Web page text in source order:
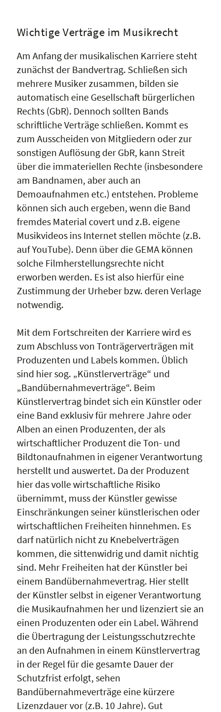
Wichtige Verträge im Musikrecht
Am Anfang der musikalischen Karriere steht
zunächst der Bandvertrag. Schließen sich
mehrere Musiker zusammen, bilden sie
automatisch eine Gesellschaft bürgerlichen
Rechts (GbR). Dennoch sollten Bands
schriftliche Verträge schließen. Kommt es
zum Ausscheiden von Mitgliedern oder zur
sonstigen Auflösung der GbR, kann Streit
über die immateriellen Rechte (insbesondere
am Bandnamen, aber auch an
Demoaufnahmen etc.) entstehen. Probleme
können sich auch ergeben, wenn die Band
fremdes Material covert und z.B. eigene
Musikvideos ins Internet stellen möchte (z.B.
auf YouTube). Denn über die GEMA können
solche Filmherstellungsrechte nicht
erworben werden. Es ist also hierfür eine
Zustimmung der Urheber bzw. deren Verlage
notwendig.
Mit dem Fortschreiten der Karriere wird es
zum Abschluss von Tonträgerverträgen mit
Produzenten und Labels kommen. Üblich
sind hier sog. „Künstlerverträge“ und
„Bandübernahmeverträge“. Beim
Künstlervertrag bindet sich ein Künstler oder
eine Band exklusiv für mehrere Jahre oder
Alben an einen Produzenten, der als
wirtschaftlicher Produzent die Ton- und
Bildtonaufnahmen in eigener Verantwortung
herstellt und auswertet. Da der Produzent
hier das volle wirtschaftliche Risiko
übernimmt, muss der Künstler gewisse
Einschränkungen seiner künstlerischen oder
wirtschaftlichen Freiheiten hinnehmen. Es
darf natürlich nicht zu Knebelverträgen
kommen, die sittenwidrig und damit nichtig
sind. Mehr Freiheiten hat der Künstler bei
einem Bandübernahmevertrag. Hier stellt
der Künstler selbst in eigener Verantwortung
die Musikaufnahmen her und lizenziert sie an
einen Produzenten oder ein Label. Während
die Übertragung der Leistungsschutzrechte
an den Aufnahmen in einem Künstlervertrag
in der Regel für die gesamte Dauer der
Schutzfrist erfolgt, sehen
Bandübernahmeverträge eine kürzere
Lizenzdauer vor (z.B. 10 Jahre). Gut